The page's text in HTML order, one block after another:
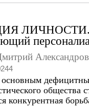
ЛИЧНОСТИ.
основным
общества
конкурентная